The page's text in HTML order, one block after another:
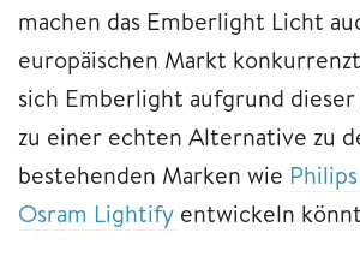
machen das Emberlight Licht
europäischen Markt
sich Emberlight aufgrund
zu einer echten Alternative zu
bestehenden Marken wie
Osram Lightify entwickeln